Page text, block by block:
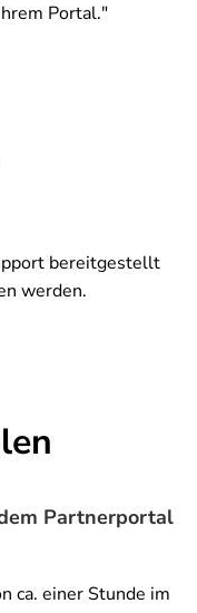
Portal."
bereitgestellt
werden.
Partnerportal
ca. einer Stunde im